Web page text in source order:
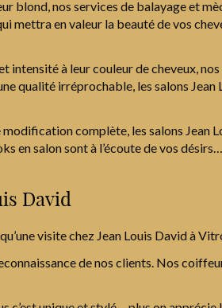
blond, nos services de balayage et
en valeur la beauté de vos
intensité à leur couleur de cheveux,
qualité irréprochable, les salons
complète, les salons
en salon sont à l’écoute de vos
David
visite chez Jean Louis David à
de nos clients. Nos